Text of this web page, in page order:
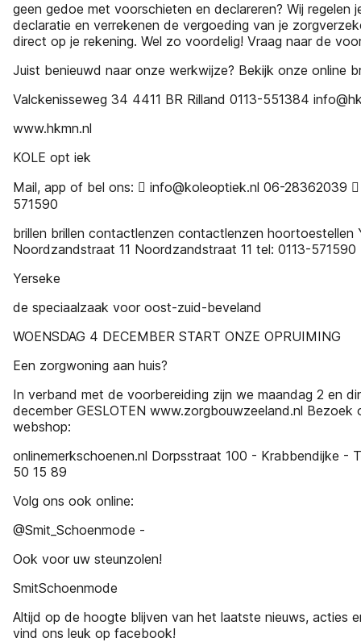
geen gedoe met voorschieten en declareren? Wij regelen
declaratie en verrekenen de vergoeding van je
direct op je rekening. Wel zo voordelig! Vraag naar de
Juist benieuwd naar onze werkwijze? Bekijk onze online
Valckenisseweg 34 4411 BR Rilland 0113-551384
www.hkmn.nl
KOLE opt iek
Mail, app of bel ons:  info@koleoptiek.nl 06-28362039
571590
brillen brillen contactlenzen contactlenzen hoortoestellen
Noordzandstraat 11 Noordzandstraat 11 tel: 0113-571590
Yerseke
de speciaalzaak voor oost-zuid-beveland
WOENSDAG 4 DECEMBER START ONZE OPRUIMING
Een zorgwoning aan huis?
In verband met de voorbereiding zijn we maandag 2 en
december GESLOTEN www.zorgbouwzeeland.nl Bezoek
webshop:
onlinemerkschoenen.nl Dorpsstraat 100 - Krabbendijke -
50 15 89
Volg ons ook online:
@Smit_Schoenmode -
Ook voor uw steunzolen!
SmitSchoenmode
Altijd op de hoogte blijven van het laatste nieuws, acties
vind ons leuk op facebook!